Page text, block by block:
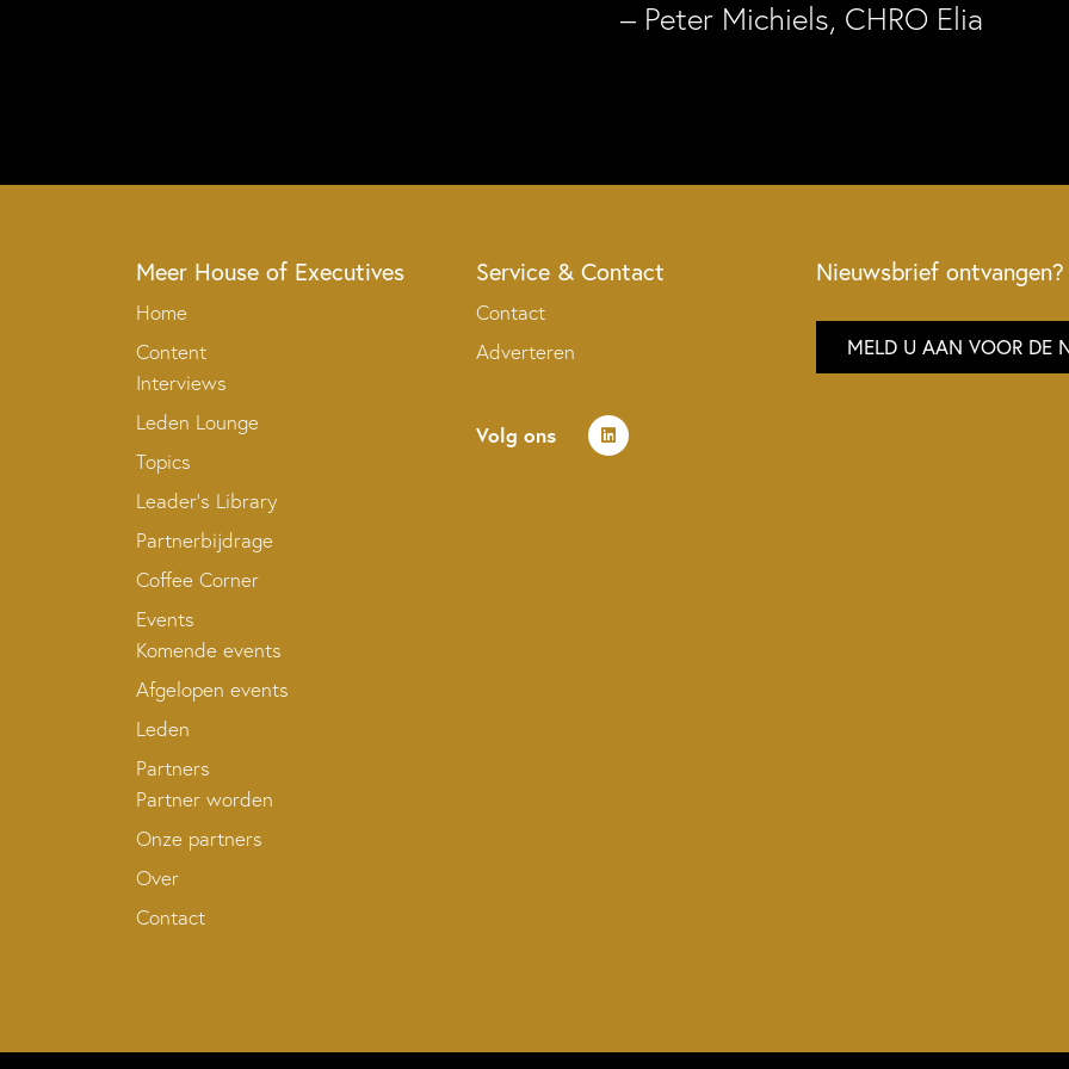
– Peter Michiels, CHRO Elia
Meer House of Executives
Home
Content
Interviews
Leden Lounge
Topics
Leader’s Library
Partnerbijdrage
Coffee Corner
Events
Komende events
Afgelopen events
Leden
Partners
Partner worden
Onze partners
Over
Contact
Service & Contact
Contact
Adverteren
Volg ons
Nieuwsbrief ontvangen?
MELD U AAN VOOR DE